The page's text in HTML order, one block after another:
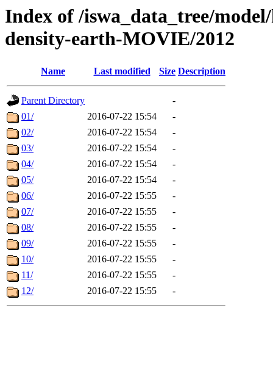
Index of /iswa_data_tree/
density-earth-MOVIE/2012
Name Last modified Size Description
Parent Directory
-
01/
2016-07-22 15:54
-
02/
2016-07-22 15:54
-
03/
2016-07-22 15:54
-
04/
2016-07-22 15:54
-
05/
2016-07-22 15:54
-
06/
2016-07-22 15:55
-
07/
2016-07-22 15:55
-
08/
2016-07-22 15:55
-
09/
2016-07-22 15:55
-
10/
2016-07-22 15:55
-
11/
2016-07-22 15:55
-
12/
2016-07-22 15:55 -